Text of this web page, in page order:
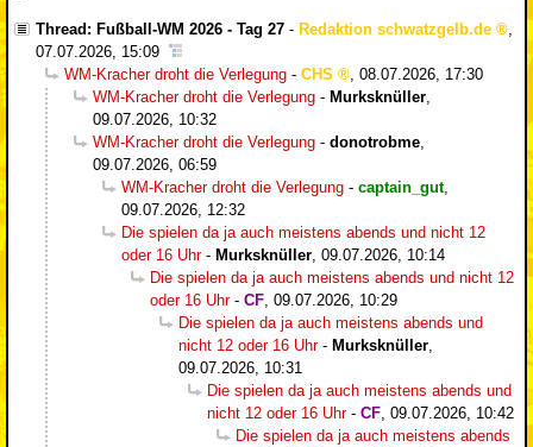
Thread: Fußball-WM 2026 - Tag 27 - Redaktion schwatzgelb.de
07.07.2026, 15:09
WM-Kracher droht die Verlegung - CHS
08.07.2026, 17:30
WM-Kracher droht die Verlegung - Murksknüller
09.07.2026, 10:32
WM-Kracher droht die Verlegung - donotrobme
09.07.2026, 06:59
WM-Kracher droht die Verlegung - captain_gut,
09.07.2026, 12:32
Die spielen da ja auch meistens abends und nicht 12
oder 16 Uhr- Murksknüller 09.07.2026, 10:14
Die spielen da ja auch meistens abends und nicht 12
oder 16 Uhr- CF 09.07.2026, 10:29
Die spielen da ja auch meistens abends und
nicht 12 oder 16 Uhr- Murksknüller
09.07.2026, 10:31
Die spielen da ja auch meistens abends und
nicht 12 oder 16 Uhr- CF 09.07.2026, 10:42
Die spielen da ja auch meistens abends